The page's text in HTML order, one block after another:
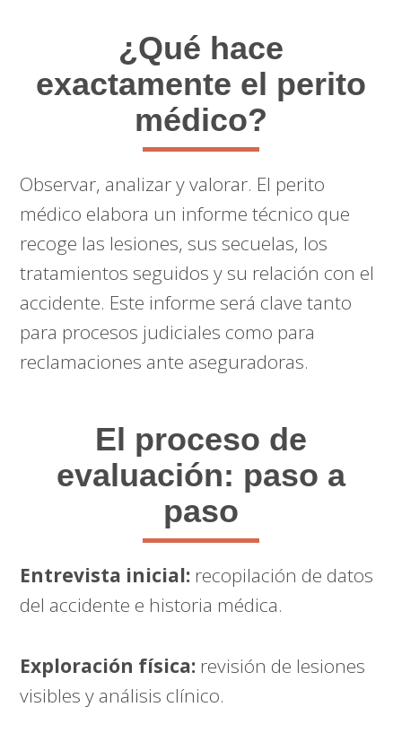
¿Qué hace
exactamente el perito
médico?
Observar, analizar y valorar. El perito
médico elabora un informe técnico que
recoge las lesiones, sus secuelas, los
tratamientos seguidos y su relación con el
accidente. Este informe será clave tanto
para procesos judiciales como para
reclamaciones ante aseguradoras.
El proceso de
evaluación: paso a
paso
Entrevista inicial: recopilación de datos
del accidente e historia médica.
Exploración física: revisión de lesiones
visibles y análisis clínico.